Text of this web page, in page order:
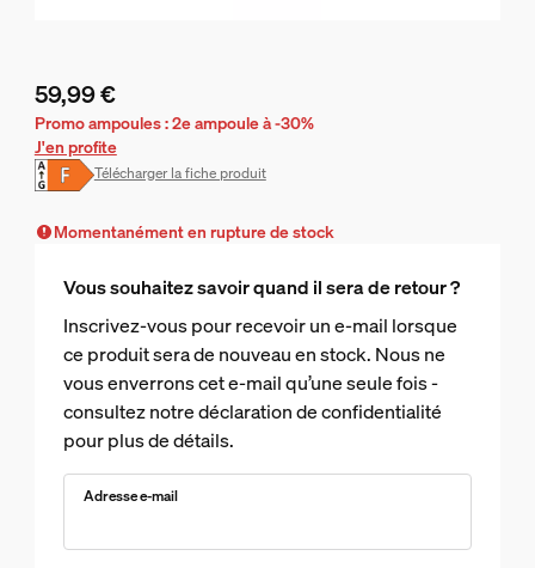
Le prix actuel est 59,99 €
59,99 €
Promo ampoules : 2e ampoule à -30%
J'en profite
Télécharger la fiche produit
Momentanément en rupture de stock
Vous souhaitez savoir quand il sera de retour ?
Inscrivez-vous pour recevoir un e-mail lorsque
ce produit sera de nouveau en stock. Nous ne
vous enverrons cet e-mail qu’une seule fois -
consultez notre déclaration de confidentialité
pour plus de détails.
Adresse e-mail